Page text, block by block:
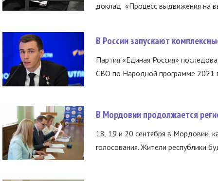
доклад «Процесс выдвижения на
В России запускают
Партия «Единая Россия»
СВО по Народной программе 2021
В Мордовии продолжается
18, 19 и 20 сентября в Мордовии,
голосования. Жители республики